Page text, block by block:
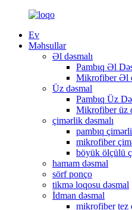
Ev
Məhsullar
Əl dəsmalı
Pambıq Əl
Mikrofiber Əl
Üz dəsmal
Pambıq Üz
Mikrofiber üz
çimərlik dəsmalı
pambıq
mikrofiber
böyük ölçülü
hamam dəsmal
sörf ponço
tikmə loqosu dəsmal
İdman dəsmal
mikrofiber tez